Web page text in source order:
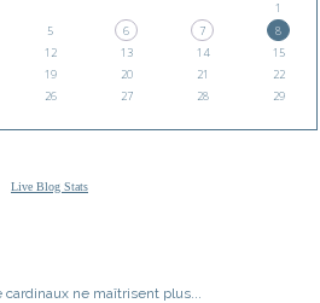
1
5 6 7
8
12 13 14
15
19 20 21
22
26 27 28
29
Live Blog Stats
cardinaux ne maîtrisent plus...